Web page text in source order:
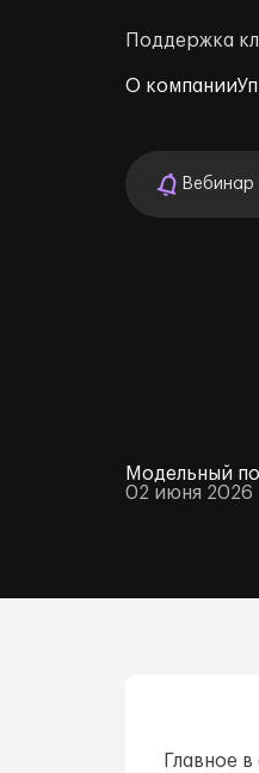
Поддержка
О компании
Вебинар
Модельный
02 июня 2026
Главное в